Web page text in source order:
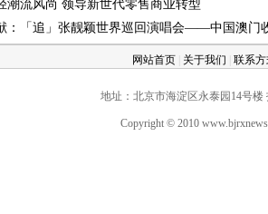
潮流风尚 领导新世代零售商业转型
：「追」张靓颖世界巡回演唱会——中国澳门
网站首页 关于我们 联系
地址：北京市海淀区永泰园14号楼
Copyright © 2010